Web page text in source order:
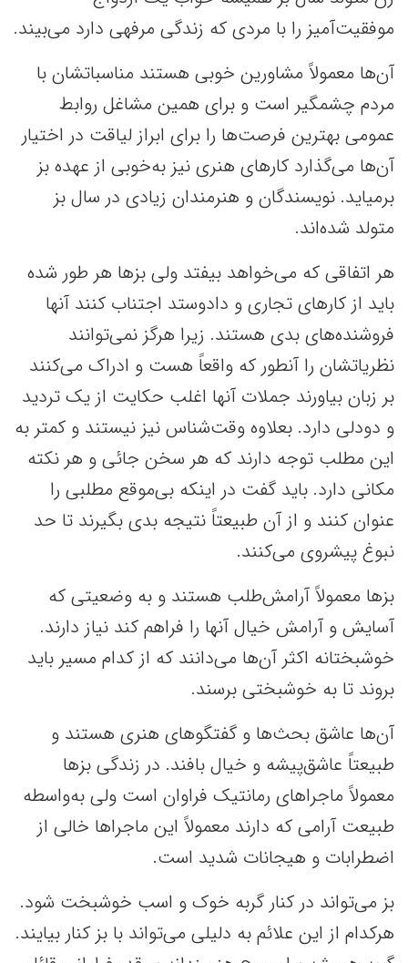
موفقیت‌آمیز را با مردی که زندگی مرفهی دارد می‌بیند.
آن‌ها معمولاً مشاورین خوبی هستند مناسباتشان با
مردم چشمگیر است و برای همین مشاغل روابط
عمومی بهترین فرصت‌ها را برای ابراز لیاقت در اختیار
آن‌ها می‌گذارد کارهای هنری نیز به‌خوبی از عهده بز
برمیاید. نویسندگان و هنرمندان زیادی در سال بز
متولد شده‌اند.
هر اتفاقی که می‌خواهد بیفتد ولی بزها هر طور شده
باید از کارهای تجاری و دادوستد اجتناب کنند آنها
فروشنده‌های بدی هستند. زیرا هرگز نمی‌توانند
نظریاتشان را آنطور که واقعاً هست و ادراک می‌کنند
بر زبان بیاورند جملات آنها اغلب حکایت از یک تردید
و دودلی دارد. بعلاوه وقت‌شناس نیز نیستند و کمتر به
این مطلب توجه دارند که هر سخن جائی و هر نکته
مکانی دارد. باید گفت در اینکه بی‌موقع مطلبی را
عنوان کنند و از آن طبیعتاً نتیجه بدی بگیرند تا حد
نبوغ پیشروی می‌کنند.
بزها معمولاً آرامش‌طلب هستند و به وضعیتی که
آسایش و آرامش خیال آنها را فراهم کند نیاز دارند.
خوشبختانه اکثر آن‌ها می‌دانند که از کدام مسیر باید
بروند تا به خوشبختی برسند.
آن‌ها عاشق بحث‌ها و گفتگوهای هنری هستند و
طبیعتاً عاشق‌پیشه و خیال بافند. در زندگی بزها
معمولاً ماجراهای رمانتیک فراوان است ولی به‌واسطه
طبیعت آرامی که دارند معمولاً این ماجراها خالی از
اضطرابات و هیجانات شدید است.
بز می‌تواند در کنار گربه خوک و اسب خوشبخت شود.
هرکدام از این علائم به دلیلی می‌تواند با بز کنار بیایند.